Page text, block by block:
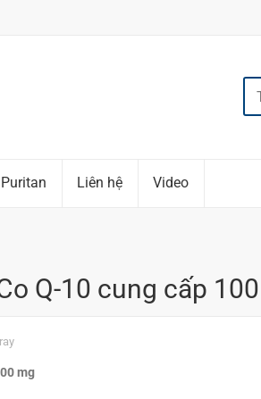
Liên hệ Video
Q-10 cung cấp
mg